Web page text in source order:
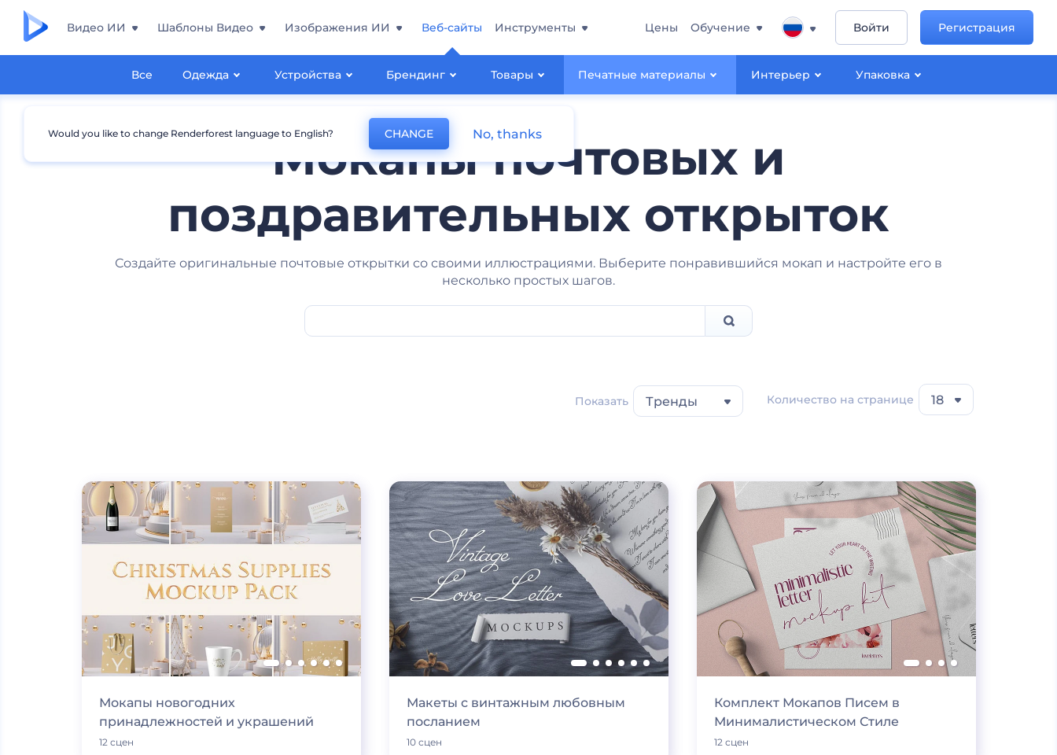
Видео ИИ Шаблоны Видео Изображения ИИ Веб-сайты
Все Одежда Устройства Брендинг Товары Печатные материалы Интерьер Упаковка
Инструменты Цены Обучение Войти Регистрация
Мокапы почтовых и
поздравительных открыток
Создайте оригинальные почтовые открытки со своими иллюстрациями. Выберите понравившийся мокап и настройте его в
несколько простых шагов.
Показать Тренды Количество на странице 18
Мокапы новогодних
принадлежностей и украшений
12 сцен
Макеты с винтажным любовным
посланием
10 сцен
Комплект Мокапов Писем в
Минималистическом Стиле
12 сцен
Would you like to change Renderforest language to English? CHANGE No, thanks